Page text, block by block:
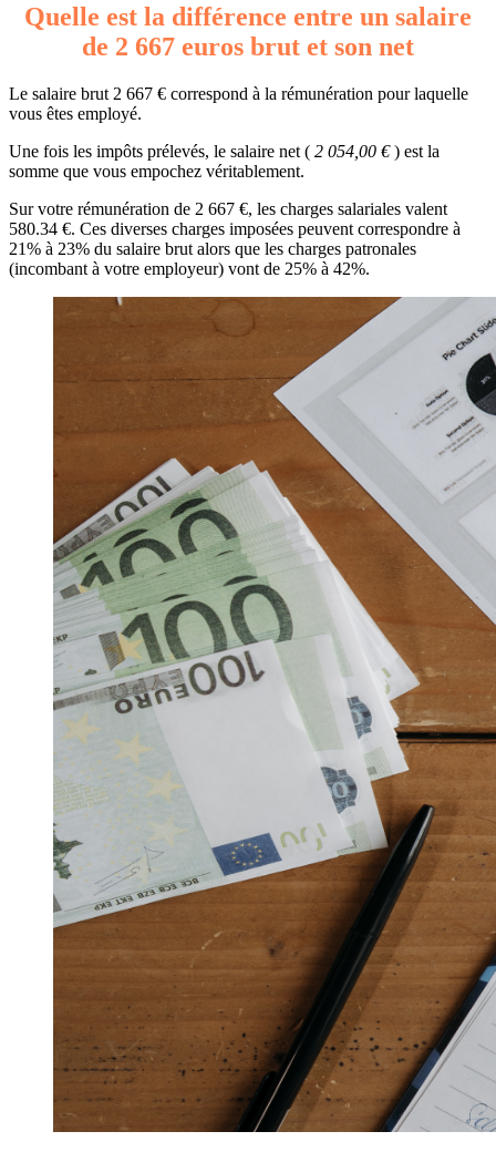
Quelle est la différence entre un salaire
de 2 667 euros brut et son net
Le salaire brut 2 667 € correspond à la rémunération pour laquelle
vous êtes employé.
Une fois les impôts prélevés, le salaire net ( 2 054,00 €) est la
somme que vous empochez véritablement.
Sur votre rémunération de 2 667 €, les charges salariales valent
580.34 €. Ces diverses charges imposées peuvent correspondre à
21% à 23% du salaire brut alors que les charges patronales
(incombant à votre employeur) vont de 25% à 42%.